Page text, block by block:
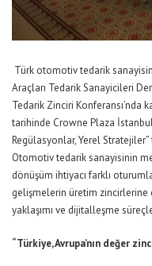
Türk otomotiv tedarik
Araçları Tedarik Sanayicileri
Tedarik Zinciri Konferansı’nda
tarihinde Crowne Plaza
Regülasyonlar, Yerel
Otomotiv tedarik sanayisinin
dönüşüm ihtiyacı farklı
gelişmelerin üretim
yaklaşımı ve dijitalleşme
“Türkiye, Avrupa’nın değer